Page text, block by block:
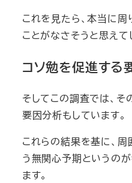
これを見たら、本当に
ことがなさそうと思えて
コソ勉を促進する
そしてこの調査では、そ
要因分析もしています。
これらの結果を基に、
う無関心予期というの
ます。